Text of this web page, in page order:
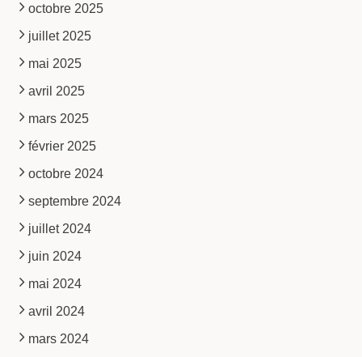
octobre 2025
juillet 2025
mai 2025
avril 2025
mars 2025
février 2025
octobre 2024
septembre 2024
juillet 2024
juin 2024
mai 2024
avril 2024
mars 2024